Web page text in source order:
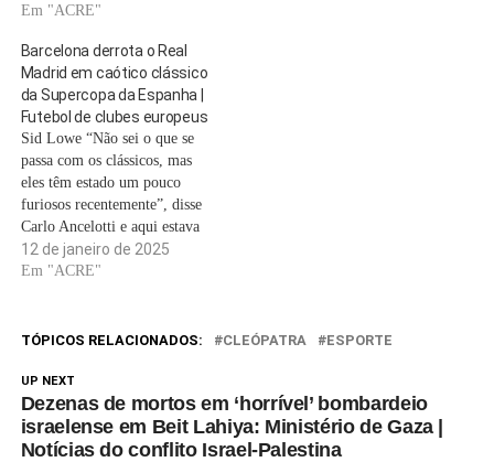
da era Hansi Flick. Kylian
Madrid na frente, mas um
Barcelona dominante marcou
cinco em resposta…
Em "ACRE"
Barcelona derrota o Real
Madrid em caótico clássico
da Supercopa da Espanha |
Futebol de clubes europeus
Sid Lowe “Não sei o que se
passa com os clássicos, mas
eles têm estado um pouco
furiosos recentemente”, disse
Carlo Ancelotti e aqui estava
outro. Foram 35 gols nos
últimos 10 encontros entre
Supercopa da Espanha. A
12 de janeiro de 2025
Em "ACRE"
TÓPICOS RELACIONADOS: CLEÓPATRA ESPORTE
UP NEXT
Dezenas de mortos em ‘horrível’ bombardeio
israelense em Beit Lahiya: Ministério de Gaza |
Notícias do conflito Israel-Palestina